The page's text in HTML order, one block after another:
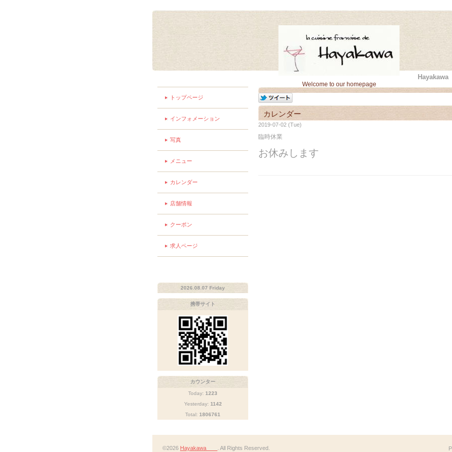
Welcome to our homepage
カレンダー
2019-07-02 (Tue)
臨時休業
お休みします
トップページ
インフォメーション
写真
メニュー
カレンダー
店舗情報
クーポン
求人ページ
2026.08.07 Friday
携帯サイト
カウンター
Today: 1223
Yesterday: 1142
Total: 1806761
©2026 Hayakawa . All Rights Reserved.